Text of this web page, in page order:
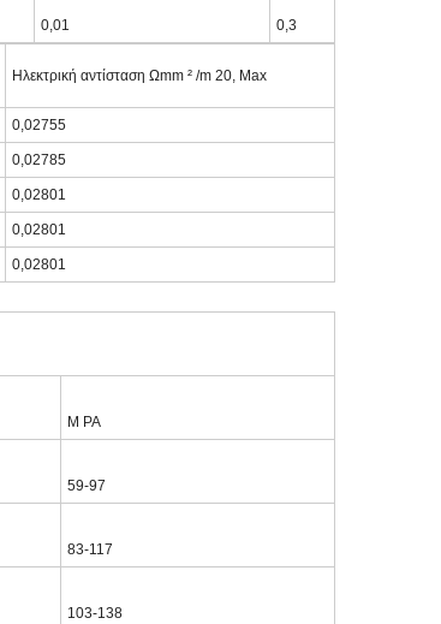
0,01 0,3
Ηλεκτρική αντίσταση Ωmm ² /m 20, Max
0,02755
0,02785
0,02801
0,02801
0,02801
Μ PA
59-97
83-117
103-138